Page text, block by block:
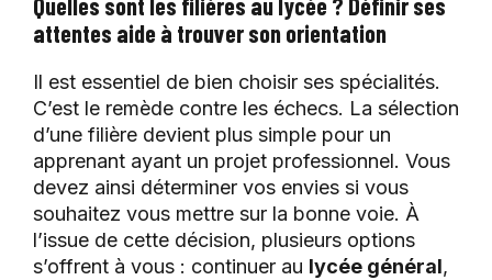
Quelles sont les filières au lycée ? Définir ses
attentes aide à trouver son orientation
Il est essentiel de bien choisir ses spécialités.
C’est le remède contre les échecs. La sélection
d’une filière devient plus simple pour un
apprenant ayant un projet professionnel. Vous
devez ainsi déterminer vos envies si vous
souhaitez vous mettre sur la bonne voie. À
l’issue de cette décision, plusieurs options
s’offrent à vous : continuer au lycée général,